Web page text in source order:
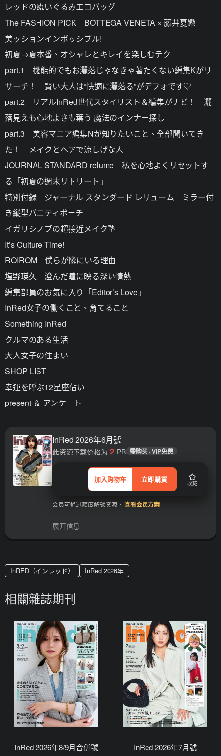
レッドのぬいぐるみエコバッグ
The FASHION PICK BOTTEGA VENETA × 藤井夏戀
美ッションインポッシブル!
初夏→夏本番、オシャレとキレイを楽しむテク
part.1 機能的でもお灑落じゃなきゃ著たくない編集Kがリ
サーチ！ 賢い大人は“快適に灑落る”がデフォです♡
part.2 リアルInRed世代スタイリスト＆編集がナビ！ 灑
落見えも心地よさも葉う 魔法のインナー探し
part.3 美容マニア編集Nが知りたいこと、全部聞いてき
た！ メイクとヘアで涼しげな人
JOURNAL STANDARD relume 私を心地よくリセットす
る「初夏の週末リトリート」
特別付録 ジャーナル スタンダード レリューム ミラー付
き縦型バニティポーチ
イガリシノブの超接近メイク塾
It’s Culture Time!
ROIROM 僕らが隣にいる理由
塩野瑛久 澄んだ瞳に映る深い情熱
編集部員のお気に入り「Editor’s Love」
InRed女子の働くこと、育てること
Something InRed
クルマのある生活
大人女子の住まい
SHOP LIST
幸運を呼ぶ12星座佔い
present ＆ アンケート
InRed 2026年6月號
加入购物车 立即購買 收藏
此资源下载价格为 2 PB 需购买 · VIP免费
会员可通过额度解锁资源， 查看会员方案
展开信息
InRED（インレッド） InRed 2026年
相關雜誌期刊
InRed 2026年8/9月合併號 InRed 2026年7月號